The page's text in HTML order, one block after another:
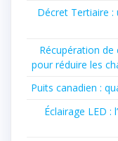
Décret Tertiaire
Récupération de
pour réduire les
Puits canadien :
Éclairage LED